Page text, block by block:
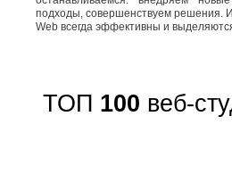
подходы, совершенствуем решения.
Web всегда эффективны и
ТОП 100 веб-